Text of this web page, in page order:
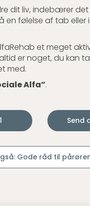
dit liv, indebærer det
en følelse af tab eller
et meget
er noget, du kan
med.
Alfa”.
Send
Gode råd til